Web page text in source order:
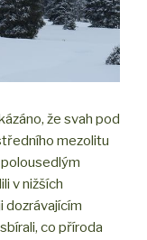
že svah pod
mezolitu
v nižších
dozrávajícím
co příroda